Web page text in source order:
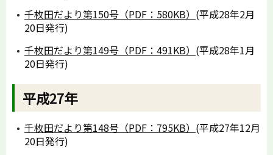
千枚田だより第150号（PDF：580KB） (平成28年2月
20日発行)
千枚田だより第149号（PDF：491KB） (平成28年1月
20日発行)
平成27年
千枚田だより第148号（PDF：795KB） (平成27年12月
20日発行)